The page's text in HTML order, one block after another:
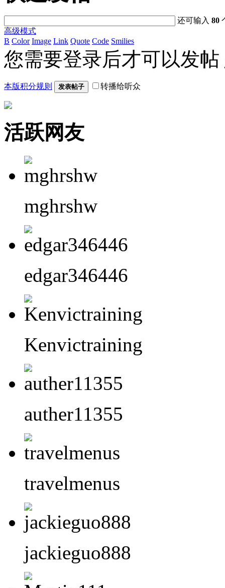
还可输入80
高级模式
B Color Image Link Quote Code Smilies
您需要登录后才可以发帖
本版积分规则 发表帖子 转播给听众
活跃网友
mghrshw
edgar346446
Kenvictraining
auther11355
travelmenus
jackieguo888